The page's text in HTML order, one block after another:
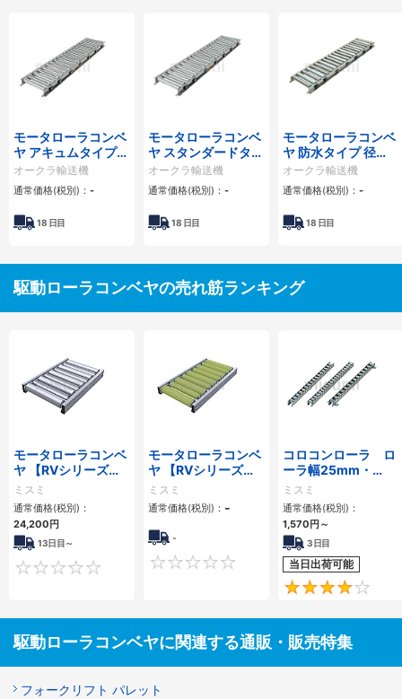
モータローラコンベ
ヤ アキュムタイプ
径Φ42.7×幅305-
690 （WPA型）
オークラ輸送機
通常価格(税別)： -
18 日目
モータローラコンベ
ヤ スタンダードタイ
プ 径Φ57×幅305-
790 （WSW型）
オークラ輸送機
通常価格(税別)： -
18 日目
モータローラコンベ
ヤ 防水タイプ 径
Φ57×幅305-690
（WSJ型）
オークラ輸送機
通常価格(税別)： -
18 日目
駆動ローラコンベヤの売れ筋ランキング
モータローラコンベ
ヤ 【RVシリーズ】
－アルミフレーム筐
体/AC電源タイプ－
ミスミ
通常価格(税別)：
24,200円
13日目～
0
モータローラコンベ
ヤ 【RVシリーズ】
ウレタンローラタイ
プ－アルミフレーム
筐体/AC電源タイプ
－
ミスミ
通常価格(税別)： -
-
0
コロコンローラ ロ
ーラ幅25mm・
50mmタイプ
ミスミ
通常価格(税別)：
1,570円 ～
3日目
当日出荷可能
駆動ローラコンベヤに関連する通販・販売特集
フォークリフト パレット